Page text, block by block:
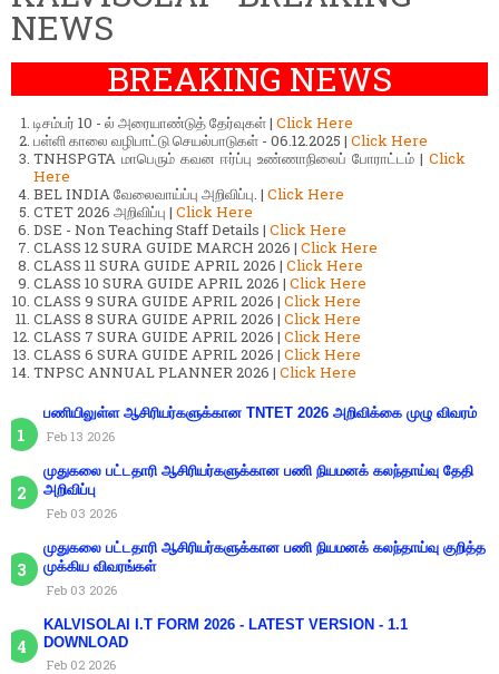
NEWS
BREAKING NEWS
டிசம்பர் 10 - ல் அரையாண்டுத் தேர்வுகள் | Click Here
பள்ளி காலை வழிபாட்டு செயல்பாடுகள் - 06.12.2025 | Click Here
TNHSPGTA மாபெரும் கவன ஈர்ப்பு உண்ணாநிலைப் போராட்டம் | Click
Here
BEL INDIA வேலைவாய்ப்பு அறிவிப்பு. | Click Here
CTET 2026 அறிவிப்பு | Click Here
DSE - Non Teaching Staff Details | Click Here
CLASS 12 SURA GUIDE MARCH 2026 | Click Here
CLASS 11 SURA GUIDE APRIL 2026 | Click Here
CLASS 10 SURA GUIDE APRIL 2026 | Click Here
CLASS 9 SURA GUIDE APRIL 2026 | Click Here
CLASS 8 SURA GUIDE APRIL 2026 | Click Here
CLASS 7 SURA GUIDE APRIL 2026 | Click Here
CLASS 6 SURA GUIDE APRIL 2026 | Click Here
TNPSC ANNUAL PLANNER 2026 | Click Here
பணியிலுள்ள ஆசிரியர்களுக்கான TNTET 2026 அறிவிக்கை முழு விவரம்
Feb 13 2026
முதுகலை பட்டதாரி ஆசிரியர்களுக்கான பணி நியமனக் கலந்தாய்வு தேதி
அறிவிப்பு
Feb 03 2026
முதுகலை பட்டதாரி ஆசிரியர்களுக்கான பணி நியமனக் கலந்தாய்வு குறித்த
முக்கிய விவரங்கள்
Feb 03 2026
KALVISOLAI I.T FORM 2026 - LATEST VERSION - 1.1
DOWNLOAD
Feb 02 2026